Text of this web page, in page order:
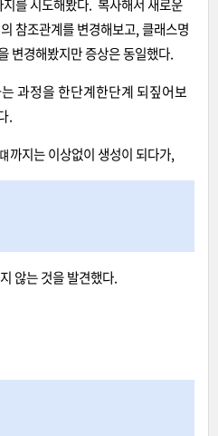
를 시도해봤다. 복사해서 새로운
참조관계를 변경해보고, 클래스명
변경해봤지만 증상은 동일했다.
과정을 한단계한단계 되짚어보
.
까지는 이상없이 생성이 되다가,
않는 것을 발견했다.